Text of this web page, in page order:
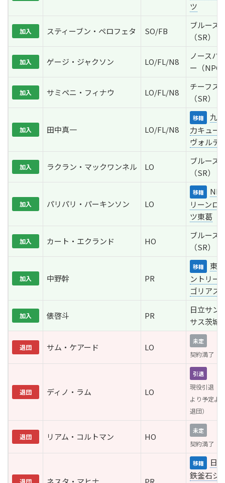
ツ
加入 スティーブン・ペロフェタ SO/FB
ブルーズ
（SR）
加入 ゲージ・ジャクソン LO/FL/N8
ノースハ
ー（NPC
加入 サミペニ・フィナウ LO/FL/N8
チーフス
（SR）
加入 田中真一 LO/FL/N8
移籍
九
力キュー
ヴォルテ
加入 ラクラン・マックワンネル LO
ブルーズ
（SR）
加入 パリパリ・パーキンソン LO
移籍
リーンロ
ツ東葛
加入 カート・エクランド HO
ブルーズ
（SR）
加入 中野幹 PR
移籍
東
ントリー
ゴリアス
加入 俵啓斗 PR
日立サン
サス茨城
退団 サム・ケアード LO
未定
契約満了
退団 ディノ・ラム LO
引退
現役引退（
より予定よ
退団）
退団 リアム・コルトマン HO
未定
契約満了
退団
移籍
日
鉄釜石シ